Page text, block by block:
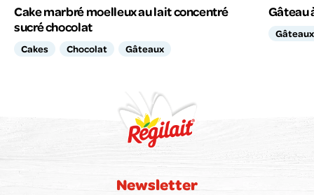
Cake marbré moelleux au lait concentré
sucré chocolat
Cakes Chocolat Gâteaux
Gâteau
Gâteaux
Newsletter